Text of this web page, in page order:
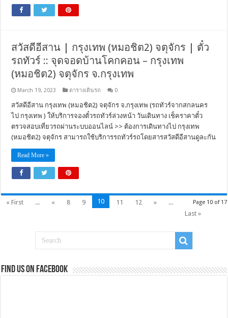
สวัสดีอีสาน | กรุงเทพ (หมอชิต2) จตุจักร | ตั๋ว
รถทัวร์ :: จุดจอดบ้านโคกคอน – กรุงเทพ
(หมอชิต2) จตุจักร จ.กรุงเทพ
March 19, 2023 ตารางเดินรถ 0
สวัสดีอีสาน กรุงเทพ (หมอชิต2) จตุจักร จ.กรุงเทพ (รถทัวร์จากสกลนคร
ไป กรุงเทพ ) ให้บริการจองตั๋วรถทัวร์ล่วงหน้า วันเดินทาง เช็คราคาตั๋ว
ตรวจสอบเที่ยวรถผ่านระบบออนไลน์ >> ต้องการเดินทางไป กรุงเทพ
(หมอชิต2) จตุจักร สามารถใช้บริการรถทัวร์รถโดยสารสวัสดีอีสานดูละกัน
Read More »
Page 10 of 17
« First ... « 8 9 10 11 12 »
...
Last »
Find us on Facebook